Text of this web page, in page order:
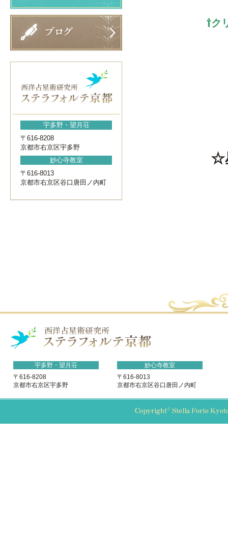
宇多野・望月荘
〒616-8208
京都市右京区宇多野
妙心寺教室
〒616-8013
京都市右京区谷口唐田ノ内町
⇧ク
☆
宇多野・望月荘
〒616-8208
京都市右京区宇多野
妙心寺教室
〒616-8013
京都市右京区谷口唐田ノ内町